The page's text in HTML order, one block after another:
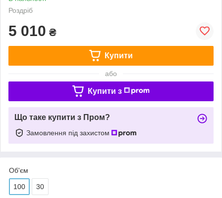
Роздріб
5 010 ₴
Купити
або
Купити з
Що таке купити з Пром?
Замовлення під захистом
Об'єм
100 30